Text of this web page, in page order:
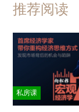
推荐阅读
私房课